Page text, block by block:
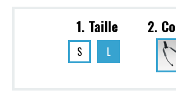
1. Taille
S L
2.